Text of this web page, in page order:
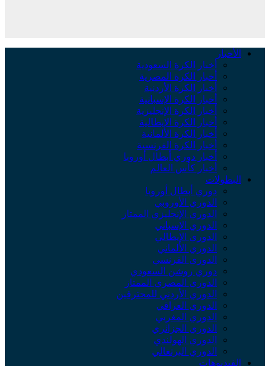
أخبار الكرة السعودية
أخبار الكرة المصرية
أخبار الكرة الأردنية
أخبار الكرة الإسبانية
أخبار الكرة الإنجليزية
أخبار الكرة الإيطالية
أخبار الكرة الألمانية
أخبار الكرة الفرنسية
أخبار دوري أبطال أوروبا
أخبار كأس العالم
دوري أبطال أوروبا
الدوري الأوروبي
الدوري الإنجليزي الممتاز
الدوري الإسباني
الدوري الإيطالي
الدوري الألماني
الدوري الفرنسي
دوري روشن السعودي
الدوري المصري الممتاز
الدوري الأردني للمحترفين
الدوري العراقي
الدوري المغربي
الدوري الجزائري
الدوري الهولندي
الدوري البرتغالي